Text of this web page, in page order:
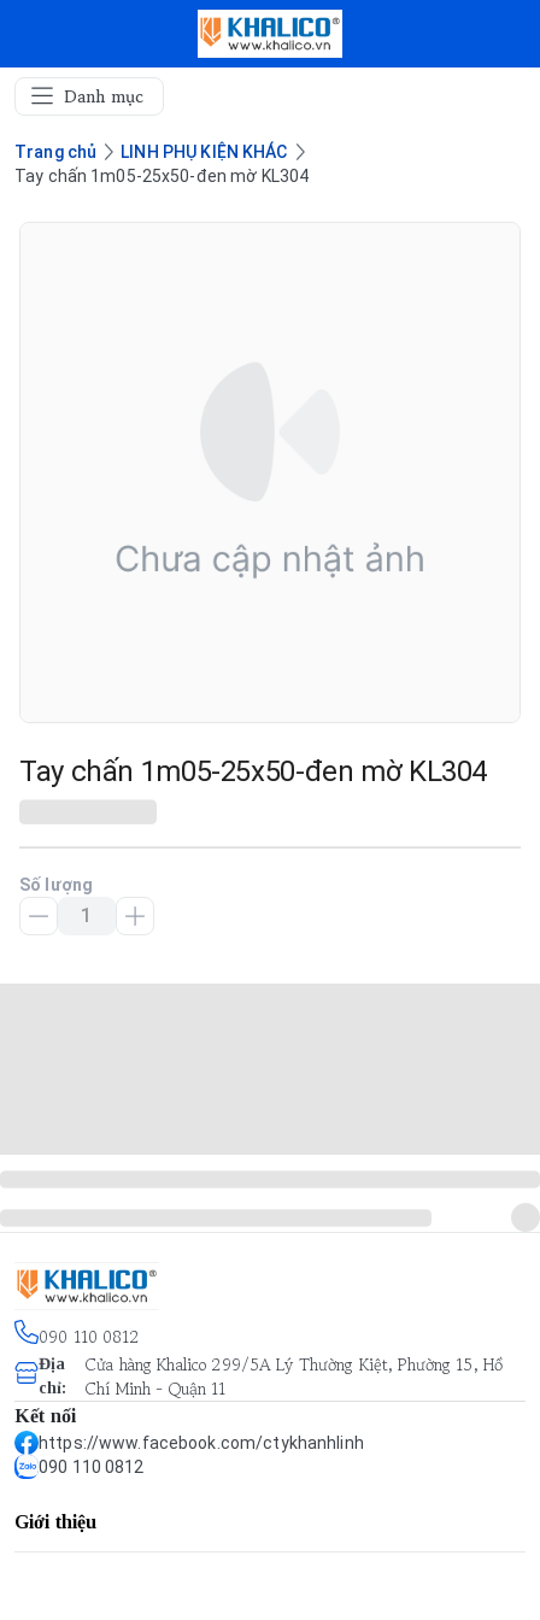
Danh mục
Trang chủ
LINH PHỤ KIỆN KHÁC
Tay chấn 1m05-25x50-đen mờ KL304
Tay chấn 1m05-25x50-đen mờ KL304
Số lượng
090 110 0812
Địa
chỉ:
Cửa hàng Khalico 299/5A Lý Thường Kiệt, Phường 15, Hồ
Chí Minh - Quận 11
Kết nối
https://www.facebook.com/ctykhanhlinh
090 110 0812
Giới thiệu